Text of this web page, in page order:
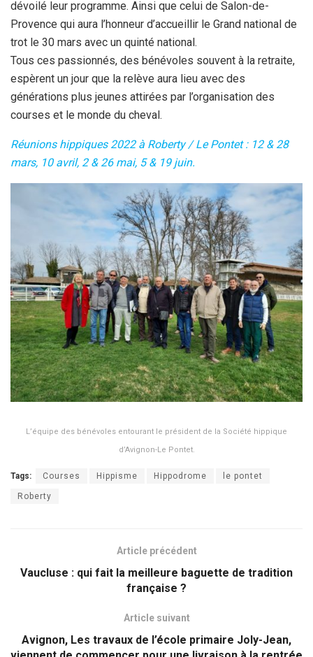
dévoilé leur programme. Ainsi que celui de Salon-de-
Provence qui aura l’honneur d’accueillir le Grand national de
trot le 30 mars avec un quinté national.
Tous ces passionnés, des bénévoles souvent à la retraite,
espèrent un jour que la relève aura lieu avec des
générations plus jeunes attirées par l’organisation des
courses et le monde du cheval.
Réunions hippiques 2022 à Roberty / Le Pontet : 12 & 28
mars, 10 avril, 2 & 26 mai, 5 & 19 juin.
L’équipe des bénévoles entourant le président de la Société hippique
d’Avignon-Le Pontet.
Tags: Courses Hippisme Hippodrome le pontet
Roberty
Article précédent
Vaucluse : qui fait la meilleure baguette de tradition
française ?
Article suivant
Avignon, Les travaux de l’école primaire Joly-Jean,